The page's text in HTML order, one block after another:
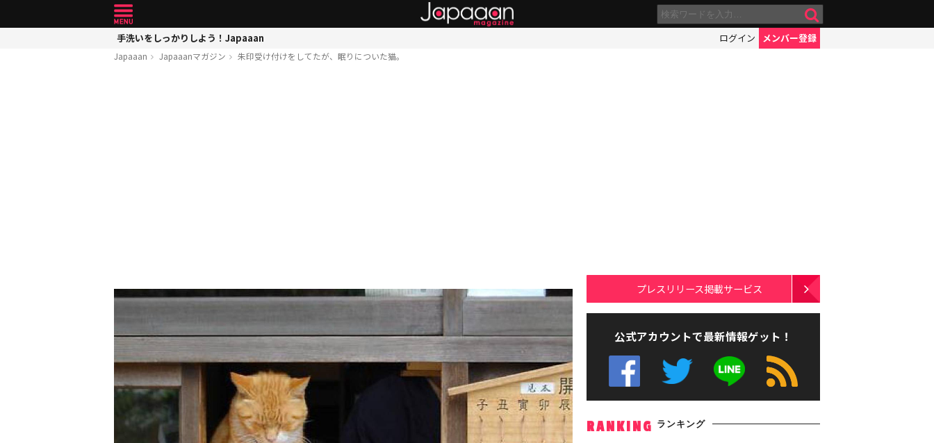
手洗いをしっかりしよう！Japaaan ログイン メンバー登録
Japaaan Japaaanマガジン 朱印受け付けをしてたが、眠りについた猫。
プレスリリース掲載サービス
公式アカウントで最新情報ゲット！
RANKING ランキング